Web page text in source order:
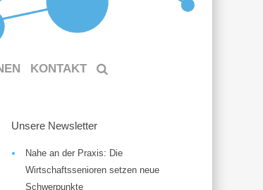
KONTAKT
Unsere Newsletter
Nahe an der Praxis: Die
Wirtschaftssenioren setzen neue
Schwerpunkte